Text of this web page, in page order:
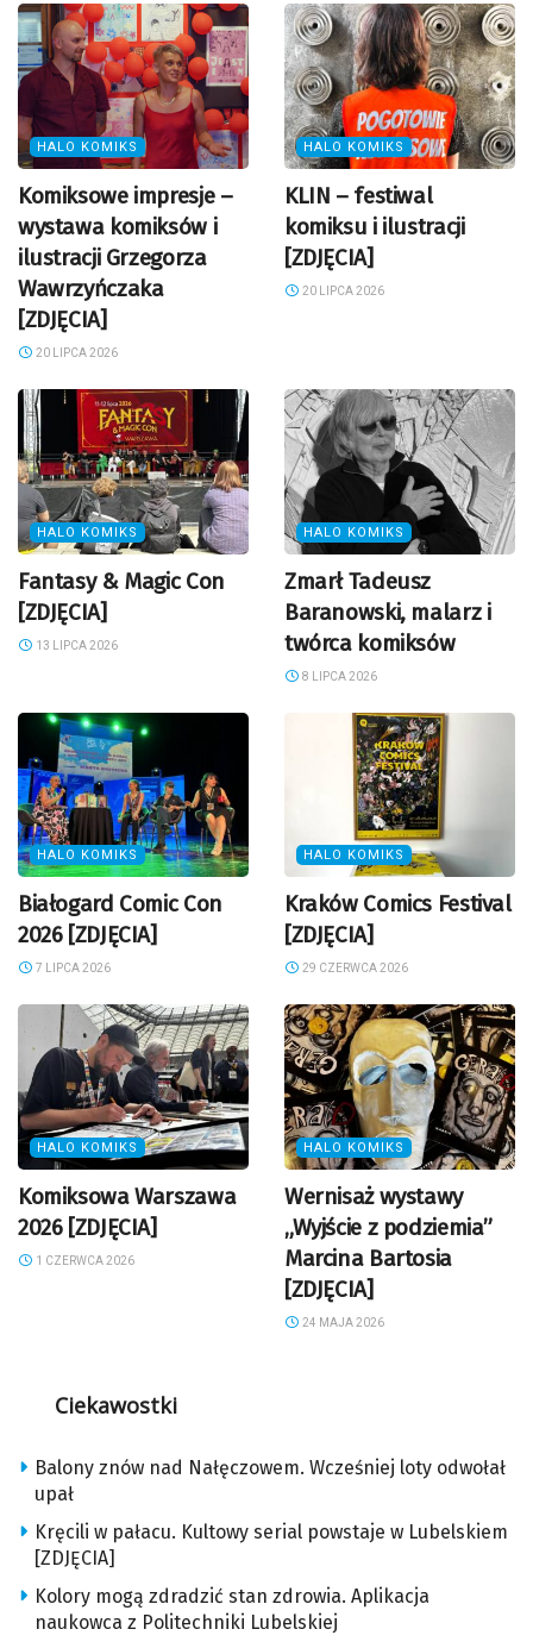
HALO KOMIKS
Komiksowe impresje –
wystawa komiksów i
ilustracji Grzegorza
Wawrzyńczaka
[ZDJĘCIA]
20 LIPCA 2026
HALO KOMIKS
KLIN – festiwal
komiksu i ilustracji
[ZDJĘCIA]
20 LIPCA 2026
HALO KOMIKS
Fantasy & Magic Con
[ZDJĘCIA]
13 LIPCA 2026
HALO KOMIKS
Zmarł Tadeusz
Baranowski, malarz i
twórca komiksów
8 LIPCA 2026
HALO KOMIKS
Białogard Comic Con
2026 [ZDJĘCIA]
7 LIPCA 2026
HALO KOMIKS
Kraków Comics Festival
[ZDJĘCIA]
29 CZERWCA 2026
HALO KOMIKS
Komiksowa Warszawa
2026 [ZDJĘCIA]
1 CZERWCA 2026
HALO KOMIKS
Wernisaż wystawy
„Wyjście z podziemia”
Marcina Bartosia
[ZDJĘCIA]
24 MAJA 2026
Ciekawostki
Balony znów nad Nałęczowem. Wcześniej loty odwołał
upał
Kręcili w pałacu. Kultowy serial powstaje w Lubelskiem
[ZDJĘCIA]
Kolory mogą zdradzić stan zdrowia. Aplikacja
naukowca z Politechniki Lubelskiej